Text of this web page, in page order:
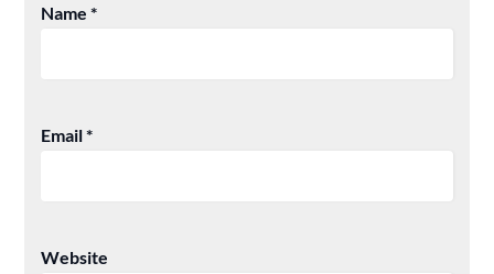
Name*
Email*
Website